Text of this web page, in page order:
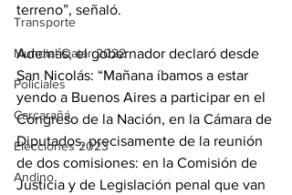
Transporte
Mundial Qatar 2022
Policiales
Carcarañá
Elecciones 2023
Andino
terreno”, señaló.
Además, el gobernador declaró desde
San Nicolás: “Mañana íbamos a estar
yendo a Buenos Aires a participar en el
Congreso de la Nación, en la Cámara de
Diputados, precisamente de la reunión
de dos comisiones: en la Comisión de
Justicia y de Legislación penal que van